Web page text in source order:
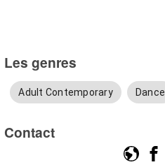
Les genres
Adult Contemporary Dance
Contact